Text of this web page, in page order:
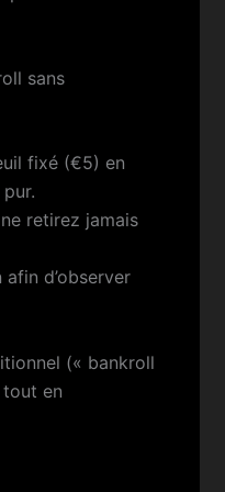
sans
fixé (€5) en
retirez jamais
d’observer
(« bankroll
en